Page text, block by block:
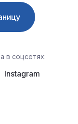
в соцсетях:
Instagram